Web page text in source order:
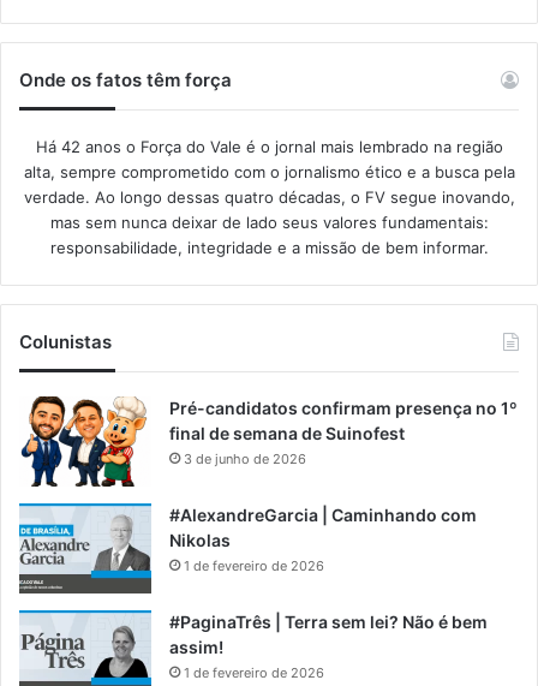
Onde os fatos têm força
Há 42 anos o Força do Vale é o jornal mais lembrado na região
alta, sempre comprometido com o jornalismo ético e a busca pela
verdade. Ao longo dessas quatro décadas, o FV segue inovando,
mas sem nunca deixar de lado seus valores fundamentais:
responsabilidade, integridade e a missão de bem informar.​
Colunistas
Pré-candidatos confirmam presença no 1º
final de semana de Suinofest
3 de junho de 2026
#AlexandreGarcia | Caminhando com
Nikolas
1 de fevereiro de 2026
#PaginaTrês | Terra sem lei? Não é bem
assim!
1 de fevereiro de 2026